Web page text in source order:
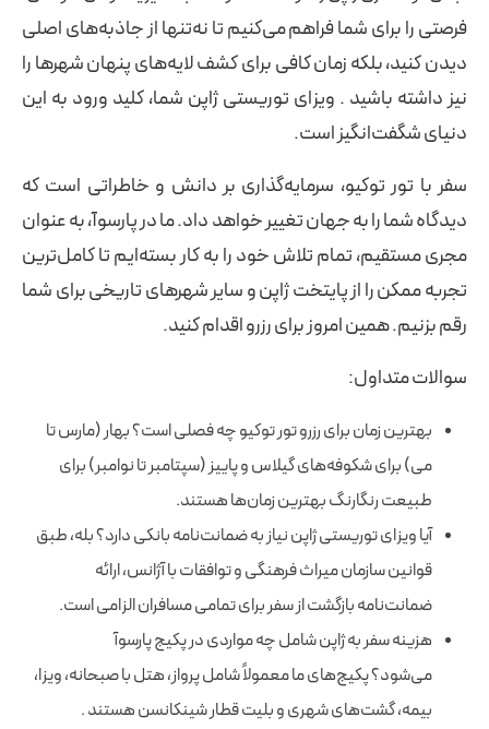
فرصتی را برای شما فراهم می‌کنیم تا نه‌تنها از جاذبه‌های اصلی
دیدن کنید، بلکه زمان کافی برای کشف لایه‌های پنهان شهرها را
نیز داشته باشید . ویزای توریستی ژاپن شما، کلید ورود به این
دنیای شگفت‌انگیز است.
سفر با تور توکیو، سرمایه‌گذاری بر دانش و خاطراتی است که
دیدگاه شما را به جهان تغییر خواهد داد. ما در پارسوآ، به عنوان
مجری مستقیم، تمام تلاش خود را به کار بسته‌ایم تا کامل‌ترین
تجربه ممکن را از پایتخت ژاپن و سایر شهرهای تاریخی برای شما
رقم بزنیم. همین امروز برای رزرو اقدام کنید.
سوالات متداول:
بهترین زمان برای رزرو تور توکیو چه فصلی است؟ بهار (مارس تا
می) برای شکوفه‌های گیلاس و پاییز (سپتامبر تا نوامبر) برای
طبیعت رنگارنگ بهترین زمان‌ها هستند.
آیا ویزای توریستی ژاپن نیاز به ضمانت‌نامه بانکی دارد؟ بله، طبق
قوانین سازمان میراث فرهنگی و توافقات با آژانس، ارائه
ضمانت‌نامه بازگشت از سفر برای تمامی مسافران الزامی است.
هزینه سفر به ژاپن شامل چه مواردی در پکیج پارسوآ
می‌شود؟ پکیج‌های ما معمولاً شامل پرواز، هتل با صبحانه، ویزا،
بیمه، گشت‌های شهری و بلیت قطار شینکانسن هستند .